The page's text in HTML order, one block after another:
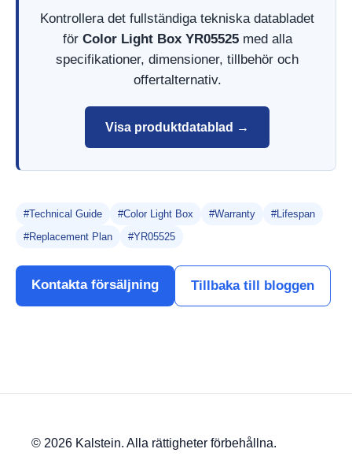
Kontrollera det fullständiga tekniska databladet
för Color Light Box YR05525med alla
specifikationer, dimensioner, tillbehör och
offertalternativ.
Visa produktdatablad →
#Technical Guide #Color Light Box #Warranty
#Lifespan
#Replacement Plan
#YR05525
Kontakta försäljning Tillbaka till bloggen
© 2026 Kalstein. Alla rättigheter förbehållna.